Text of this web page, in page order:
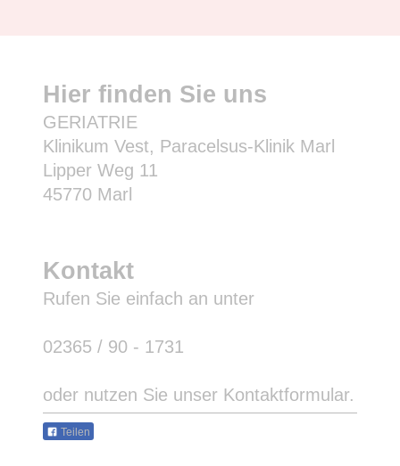
Hier finden Sie uns
GERIATRIE
Klinikum Vest, Paracelsus-Klinik Marl
Lipper Weg 11
45770 Marl
Kontakt
Rufen Sie einfach an unter
02365 / 90 - 1731
oder nutzen Sie unser Kontaktformular.
Teilen